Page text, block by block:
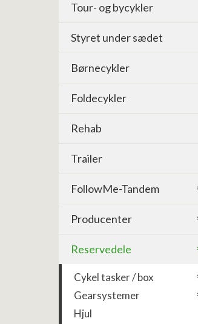
Tour- og bycykler
Styret under sædet
Børnecykler
Foldecykler
Rehab
Trailer
FollowMe-Tandem
Producenter
Reservedele
Cykel tasker / box
Gearsystemer
Hjul